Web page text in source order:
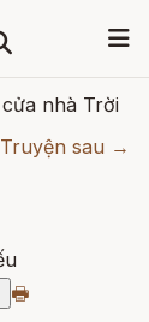
nhà Trời
Truyện sau →
🖶